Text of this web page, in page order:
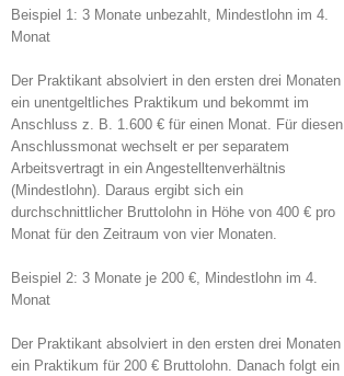
Beispiel 1: 3 Monate unbezahlt, Mindestlohn im 4.
Monat
Der Praktikant absolviert in den ersten drei Monaten
ein unentgeltliches Praktikum und bekommt im
Anschluss z. B. 1.600 € für einen Monat. Für diesen
Anschlussmonat wechselt er per separatem
Arbeitsvertragt in ein Angestelltenverhältnis
(Mindestlohn). Daraus ergibt sich ein
durchschnittlicher Bruttolohn in Höhe von 400 € pro
Monat für den Zeitraum von vier Monaten.
Beispiel 2: 3 Monate je 200 €, Mindestlohn im 4.
Monat
Der Praktikant absolviert in den ersten drei Monaten
ein Praktikum für 200 € Bruttolohn. Danach folgt ein